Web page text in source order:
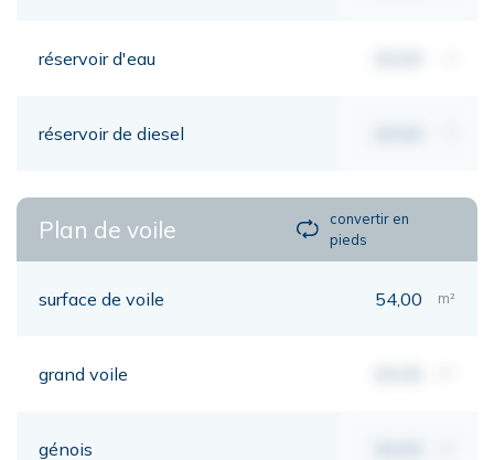
réservoir d'eau
réservoir de diesel
Plan de voile
convertir en
pieds
surface de voile 54,00 m²
grand voile
génois